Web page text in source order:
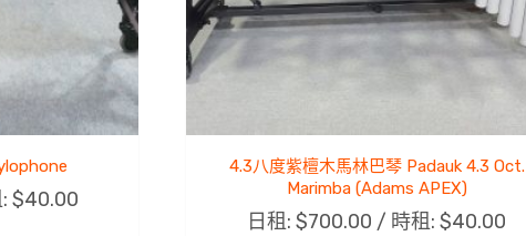
$40.00
4.3八度紫檀木馬林巴琴 Padauk 4.3 Oct.
Marimba (Adams APEX)
日租:$700.00 / 時租:$40.00